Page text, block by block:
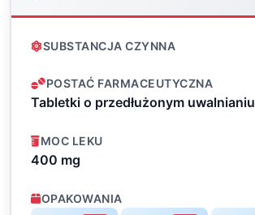
SUBSTANCJA CZYNNA
POSTAĆ FARMACEUTYCZNA
Tabletki o przedłużonym uwalnianiu
MOC LEKU
400 mg
OPAKOWANIA